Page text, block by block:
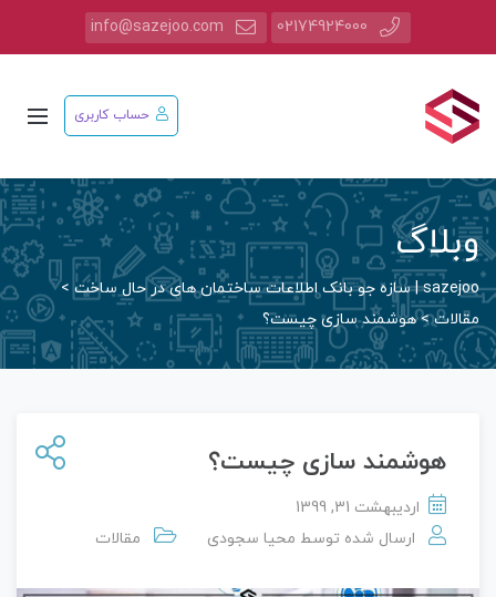
02174924000
info@sazejoo.com
حساب کاربری
وبلاگ
sazejoo | سازه جو بانک اطلاعات ساختمان های در حال ساخت
>
مقالات>هوشمند سازی چیست؟
هوشمند سازی چیست؟
اردیبهشت 31, 1399
ارسال شده توسط محیا سجودی مقالات